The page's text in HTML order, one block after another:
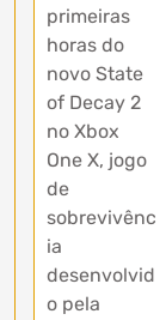
primeiras
horas do
novo State
of Decay 2
no Xbox
One X, jogo
de
sobrevivênc
ia
desenvolvid
o pela